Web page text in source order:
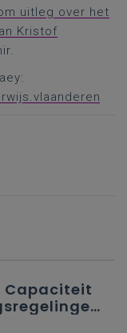
uitleg over het
Kristof
Capaciteit